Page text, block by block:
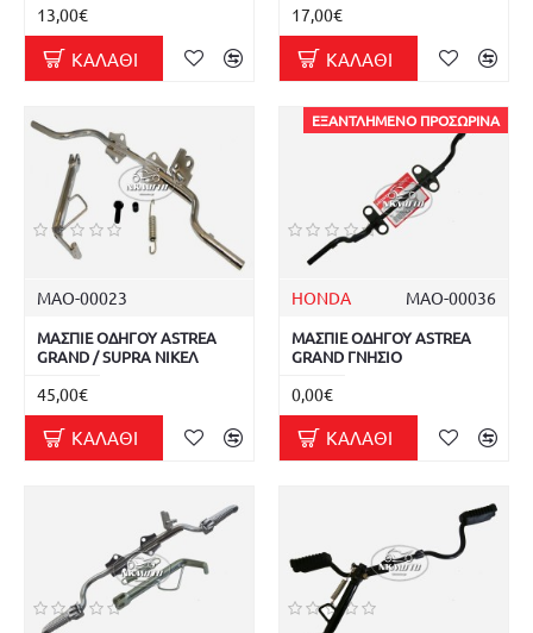
13,00€
ΚΑΛΆΘΙ
17,00€
ΚΑΛΆΘΙ
ΜΑΟ-00023
ΜΑΣΠΙΕ ΟΔΗΓΟΥ ASTREA
GRAND / SUPRA ΝΙΚΕΛ
45,00€
ΚΑΛΆΘΙ
ΕΞΑΝΤΛΗΜΈΝΟ ΠΡΟΣΩΡΙΝΆ
HONDA ΜΑΟ-00036
ΜΑΣΠΙΕ ΟΔΗΓΟΥ ASTREA
GRAND ΓΝΗΣΙΟ
0,00€
ΚΑΛΆΘΙ